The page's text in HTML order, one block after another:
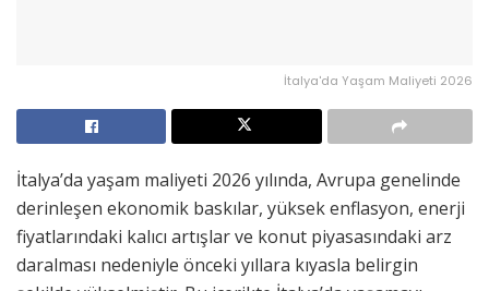
İtalya'da Yaşam Maliyeti 2026
İtalya’da yaşam maliyeti 2026 yılında, Avrupa genelinde
derinleşen ekonomik baskılar, yüksek enflasyon, enerji
fiyatlarındaki kalıcı artışlar ve konut piyasasındaki arz
daralması nedeniyle önceki yıllara kıyasla belirgin